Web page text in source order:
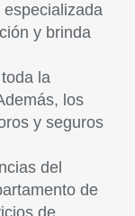
y brinda
la
los
y seguros
del
de
de